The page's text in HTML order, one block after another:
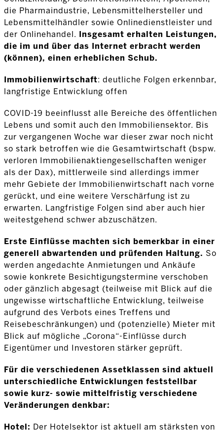
die Pharmaindustrie, Lebensmittelhersteller und
Lebensmittelhändler sowie Onlinedienstleister und
der Onlinehandel. Insgesamt erhalten Leistungen,
die im und über das Internet erbracht werden
(können), einen erheblichen Schub.
Immobilienwirtschaft: deutliche Folgen erkennbar,
langfristige Entwicklung offen
COVID-19 beeinflusst alle Bereiche des öffentlichen
Lebens und somit auch den Immobiliensektor. Bis
zur vergangenen Woche war dieser zwar noch nicht
so stark betroffen wie die Gesamtwirtschaft (bspw.
verloren Immobilienaktiengesellschaften weniger
als der Dax), mittlerweile sind allerdings immer
mehr Gebiete der Immobilienwirtschaft nach vorne
gerückt, und eine weitere Verschärfung ist zu
erwarten. Langfristige Folgen sind aber auch hier
weitestgehend schwer abzuschätzen.
Erste Einflüsse machten sich bemerkbar in einer
generell abwartenden und prüfenden Haltung. So
werden angedachte Anmietungen und Ankäufe
sowie konkrete Besichtigungstermine verschoben
oder gänzlich abgesagt (teilweise mit Blick auf die
ungewisse wirtschaftliche Entwicklung, teilweise
aufgrund des Verbots eines Treffens und
Reisebeschränkungen) und (potenzielle) Mieter mit
Blick auf mögliche „Corona“-Einflüsse durch
Eigentümer und Investoren stärker geprüft.
Für die verschiedenen Assetklassen sind aktuell
unterschiedliche Entwicklungen feststellbar
sowie kurz- sowie mittelfristig verschiedene
Veränderungen denkbar:
Hotel: Der Hotelsektor ist aktuell am stärksten von